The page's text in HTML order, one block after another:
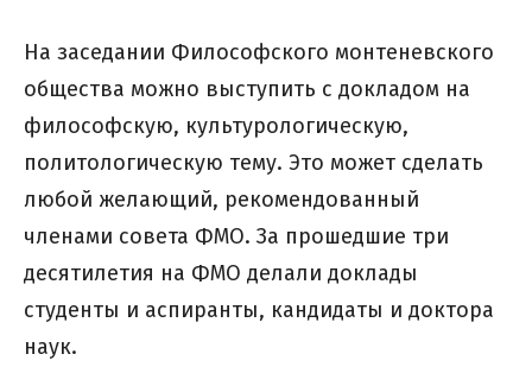
На заседании Философского монтеневского
общества можно выступить с докладом на
философскую, культурологическую,
политологическую тему. Это может сделать
любой желающий, рекомендованный
членами совета ФМО. За прошедшие три
десятилетия на ФМО делали доклады
студенты и аспиранты, кандидаты и доктора
наук.